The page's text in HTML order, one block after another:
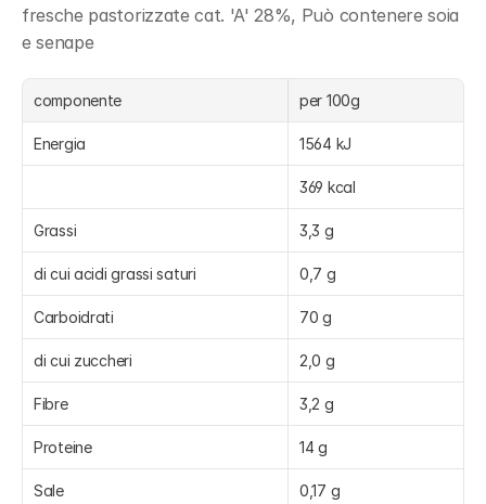
fresche pastorizzate cat. 'A' 28%, Può contenere soia
e senape
componente per 100g
Energia 1564 kJ
369 kcal
Grassi 3,3 g
di cui acidi grassi saturi 0,7 g
Carboidrati 70 g
di cui zuccheri 2,0 g
Fibre 3,2 g
Proteine 14 g
Sale 0,17 g